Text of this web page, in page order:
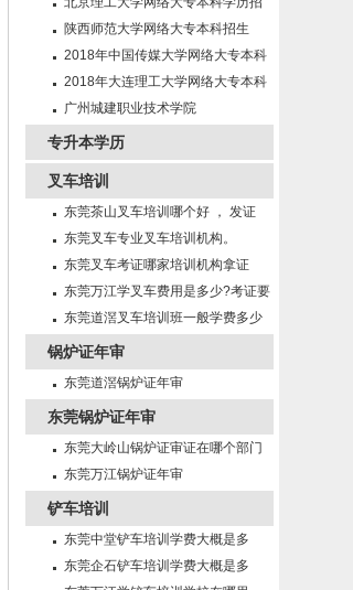
生简章
陕西师范大学网络大专本科招生
2018年中国传媒大学网络大专本科
招生
2018年大连理工大学网络大专本科
招生
广州城建职业技术学院
专升本学历
叉车培训
东莞茶山叉车培训哪个好 ， 发证
快！
东莞叉车专业叉车培训机构。
东莞叉车考证哪家培训机构拿证
快！
东莞万江学叉车费用是多少?考证要
多久?
东莞道滘叉车培训班一般学费多少
锅炉证年审
东莞道滘锅炉证年审
东莞锅炉证年审
东莞大岭山锅炉证审证在哪个部门
年审
东莞万江锅炉证年审
铲车培训
东莞中堂铲车培训学费大概是多
少？
东莞企石铲车培训学费大概是多